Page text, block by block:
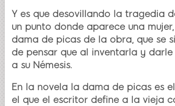
Y es que desovillando la tragedia
un punto donde aparece una
dama de picas de la obra, que se
de pensar que al inventarla y
a su Némesis.
En la novela la dama de picas es
el que el escritor define a la vieja